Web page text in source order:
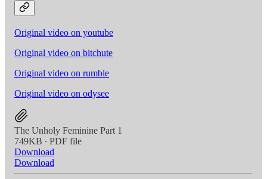
Original video on youtube
Original video on bitchute
Original video on rumble
Original video on odysee
The Unholy Feminine Part 1
749KB ∙ PDF file
Download
Download